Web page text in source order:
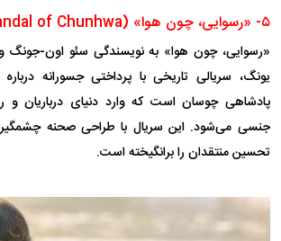
۵- «رسوایی، چون هوا» (The Scandal of Chunhwa)
«رسوایی، چون هوا» به نویسندگی سئو اون-جونگ و
یونگ، سریالی تاریخی با پرداختی جسورانه
پادشاهی چوسان است که وارد دنیای درباریان
جنسی می‌شود. این سریال با طراحی صحنه
تحسین منتقدان را برانگیخته است.